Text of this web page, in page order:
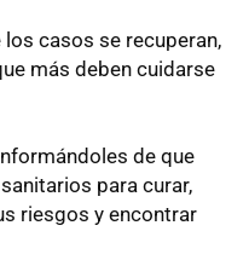
casos se recuperan,
más deben cuidarse
de que
para curar,
riesgos y encontrar